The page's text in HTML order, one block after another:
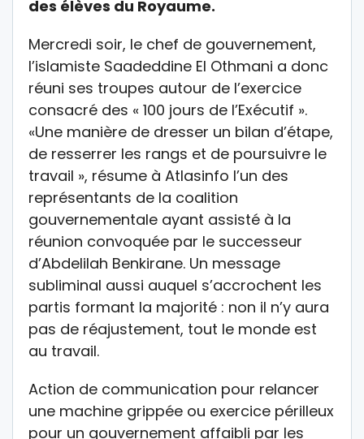
des élèves du Royaume.
Mercredi soir, le chef de gouvernement,
l’islamiste Saadeddine El Othmani a donc
réuni ses troupes autour de l’exercice
consacré des « 100 jours de l’Exécutif ».
«Une manière de dresser un bilan d’étape,
de resserrer les rangs et de poursuivre le
travail », résume à Atlasinfo l’un des
représentants de la coalition
gouvernementale ayant assisté à la
réunion convoquée par le successeur
d’Abdelilah Benkirane. Un message
subliminal aussi auquel s’accrochent les
partis formant la majorité : non il n’y aura
pas de réajustement, tout le monde est
au travail.
Action de communication pour relancer
une machine grippée ou exercice périlleux
pour un gouvernement affaibli par les